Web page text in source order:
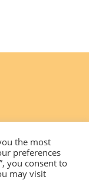
the most
preferences
you consent to
may visit